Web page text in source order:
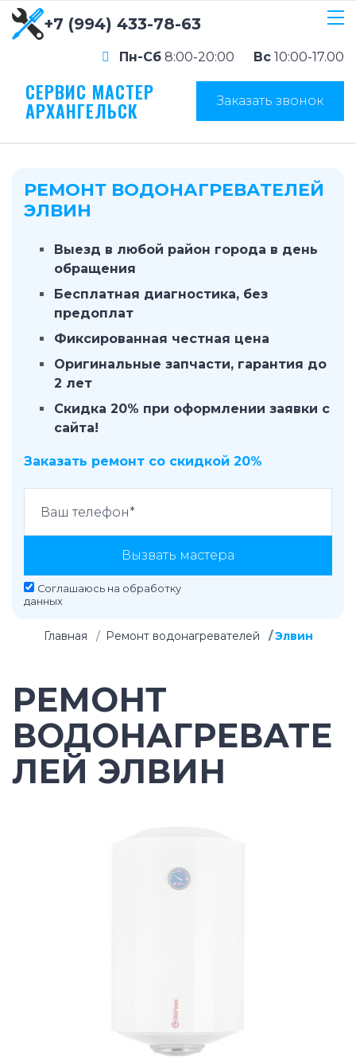
+7 (994) 433-78-63
Пн-Сб 8:00-20:00 Вс 10:00-17.00
СЕРВИС МАСТЕР
АРХАНГЕЛЬСК Заказать звонок
РЕМОНТ ВОДОНАГРЕВАТЕЛЕЙ
ЭЛВИН
Выезд в любой район города в день
обращения
Бесплатная диагностика, без
предоплат
Фиксированная честная цена
Оригинальные запчасти, гарантия до
2 лет
Скидка 20% при оформлении заявки с
сайта!
Заказать ремонт со скидкой 20%
Вызвать мастера
Соглашаюсь на обработку
данных
Главная Ремонт водонагревателей Элвин
РЕМОНТ
ВОДОНАГРЕВАТЕ
ЛЕЙ ЭЛВИН